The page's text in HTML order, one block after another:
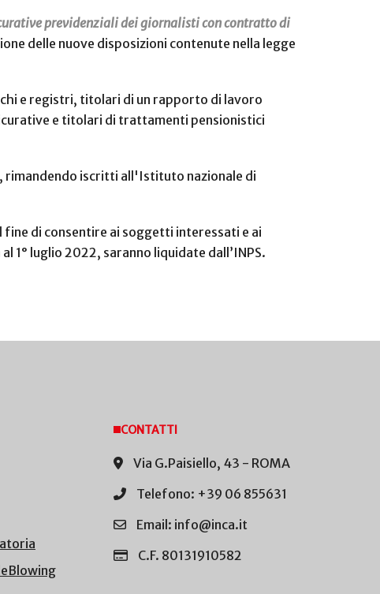
previdenziali dei giornalisti con contratto di
delle nuove disposizioni contenute nella legge
e registri, titolari di un rapporto di lavoro
e titolari di trattamenti pensionistici
rimandendo iscritti all'Istituto nazionale di
di consentire ai soggetti interessati e ai
1° luglio 2022, saranno liquidate dall’INPS.
CONTATTI
Via G.Paisiello, 43 - ROMA
Telefono: +39 06 855631
Email: info@inca.it
C.F. 80131910582